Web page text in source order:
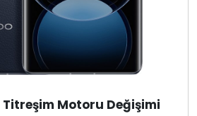
Titreşim Motoru Değişimi